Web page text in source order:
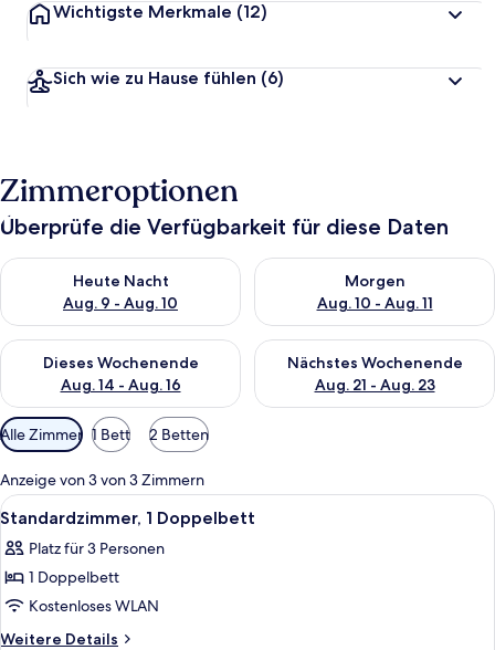
Wichtigste Merkmale (12)
Sich wie zu Hause fühlen (6)
Zimmeroptionen
Überprüfe die Verfügbarkeit für diese Daten
Heute Nacht
Aug. 9 - Aug. 10
Überprüfe die Verfügbarkeit für heute Nacht, Aug. 9 - Aug.
Morgen
Aug. 10 - Aug. 11
Überprüfe die Verfügbarkeit
Dieses Wochenende
Aug. 14 - Aug. 16
Überprüfe die Verfügbarkeit für dieses Wochenende, Aug. 14
Nächstes Wochenende
Aug. 21 - Aug. 23
Überprüfe die Verfügbarkeit
Verfügbare
Filter
für
Zimmer
Alle Zimmer 1 Bett 2 Betten
Anzeige von 3 von 3 Zimmern
Alle
Fotos
für
Standardzimmer,
1
Doppelbett
Ein ordentlich bezogenes Bett mit
20
Standardzimmer, 1 Doppelbett
Platz für 3 Personen
1 Doppelbett
Kostenloses WLAN
Weitere Details
Weitere